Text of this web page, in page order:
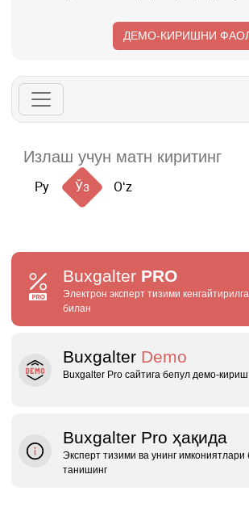
ДЕМО-КИРИШНИ
Ру Ўз Oʻz
Buxgalter PRO
Электрон эксперт тизими
билан
Buxgalter Demo
Buxgalter Pro сайтига бепул
Buxgalter Pro ҳақида
Эксперт тизими ва унинг
танишинг